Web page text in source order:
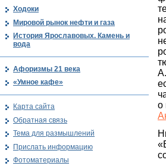
о
Ходоки
Мировой рынок нефти и газа
История Ярославовых. Камень и
вода
Афоризмы 21 века
«Умное кафе»
Карта сайта
Обратная связь
Тема для размышлений
Прислать информацию
Фотоматериалы